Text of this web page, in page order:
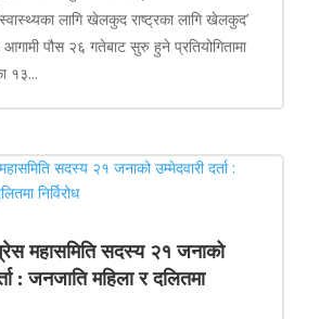
लागि खेलकुद राष्ट्रका लागि खेलकुद’
आगामी पौस २६ गतेबाट सुरु हुने प्रतियोगितामा
१३...
महासमिति सदस्य २१ जनाको
: जनजाति महिला र दलितमा